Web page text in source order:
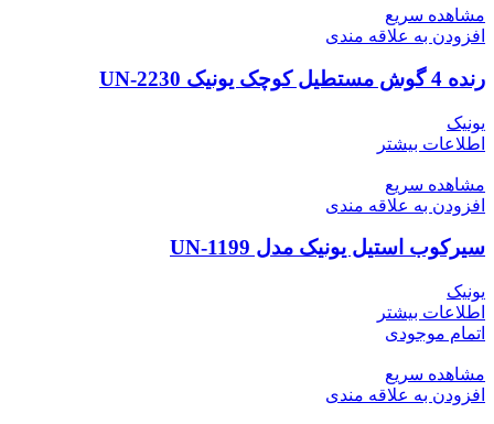
مشاهده سریع
افزودن به علاقه مندی
رنده 4 گوش مستطیل کوچک یونیک UN-2230
یونیک
اطلاعات بیشتر
مشاهده سریع
افزودن به علاقه مندی
سیرکوب استیل یونیک مدل UN-1199
یونیک
اطلاعات بیشتر
اتمام موجودی
مشاهده سریع
افزودن به علاقه مندی